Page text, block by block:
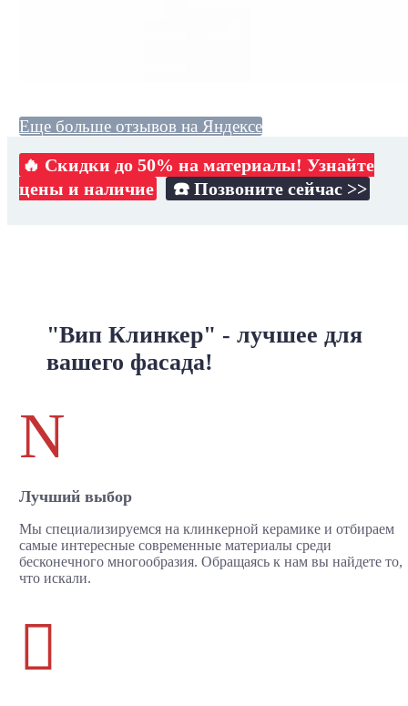
Еще больше отзывов на Яндексе
🔥 Скидки до 50% на материалы! Узнайте
цены и наличие
☎️ Позвоните сейчас >>
"Вип Клинкер" - лучшее для
вашего фасада!
N
Лучший выбор
Мы специализируемся на клинкерной керамике и отбираем
самые интересные современные материалы среди
бесконечного многообразия. Обращаясь к нам вы найдете то,
что искали.
